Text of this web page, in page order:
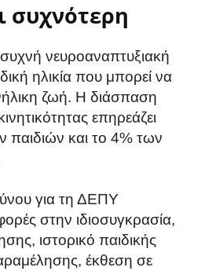
συχνότερη
νευροαναπτυξιακή
ηλικία που μπορεί να
ζωή. Η διάσπαση
επηρεάζει
παιδιών και το 4% των
για τη ΔΕΠΥ
στην ιδιοσυγκρασία,
ιστορικό παιδικής
έκθεση σε